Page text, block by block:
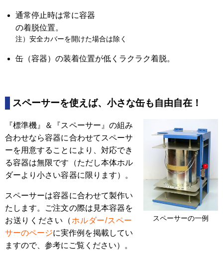
通常停止時は常に容器
の着脱位置。
注）安全カバーを開けた場合は除く
缶（容器）の装着位置が低くラクラク着脱。
スペーサーを使えば、小さな缶も自由自在！
スペーサーの一例
『標準機』＆『スペーサー』の組み
合わせなら容器に合わせてスペーサ
ーを用意することにより、対応でき
る容器は無限です（ただし本体ホル
ダーより小さい容器に限ります）。
スペーサーは容器に合わせて製作い
たします。ご注文の際は見本容器を
お送りください（ ホルダー/スペー
サーのページに実作例を掲載してい
ますので、参考にご覧ください）。